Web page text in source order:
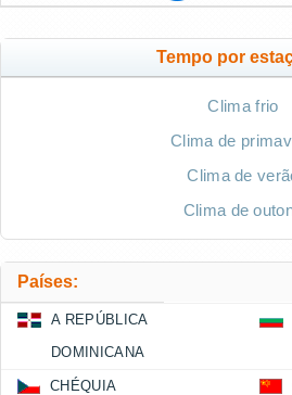
Tempo por
Clima frio
Clima de
Clima de
Clima de
Países:
A REPÚBLICA
DOMINICANA
CHÉQUIA